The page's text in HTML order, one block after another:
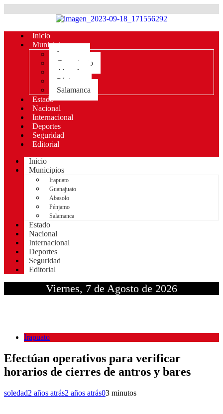
Inicio
Municipios
Irapuato
Guanajuato
Abasolo
Pénjamo
Salamanca
Estado
Nacional
Internacional
Deportes
Seguridad
Editorial
Inicio
Municipios
Irapuato
Guanajuato
Abasolo
Pénjamo
Salamanca
Estado
Nacional
Internacional
Deportes
Seguridad
Editorial
Viernes, 7 de Agosto de 2026
Irapuato
Efectúan operativos para verificar
horarios de cierres de antros y bares
soledad2 años atrás2 años atrás03 minutos